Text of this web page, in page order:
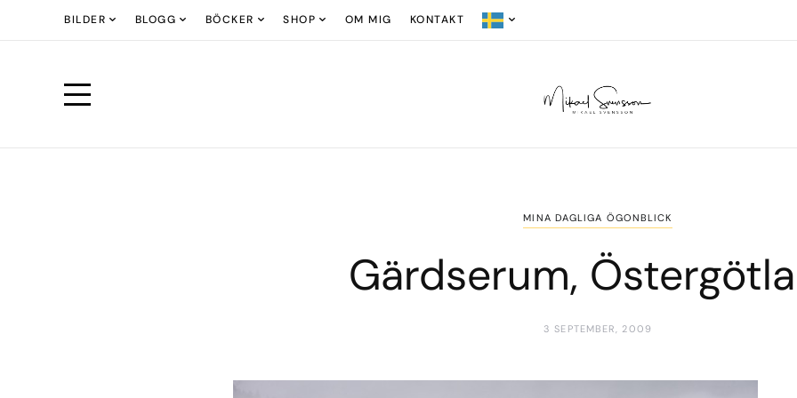
BILDER BLOGG BÖCKER SHOP OM MIG KONTAKT
MINA DAGLIGA ÖGONBLICK
Gärdserum,
3 SEPTEMBER, 2009